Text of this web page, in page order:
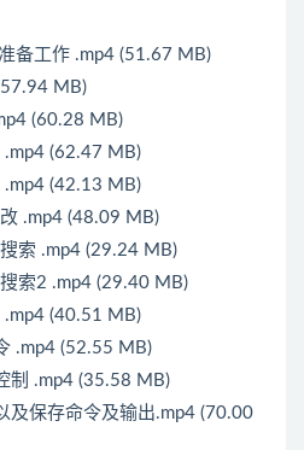
备工作 .mp4 (51.67 MB)
MB)
(60.28 MB)
(62.47 MB)
(42.13 MB)
.mp4 (48.09 MB)
索 .mp4 (29.24 MB)
索2 .mp4 (29.40 MB)
(40.51 MB)
.mp4 (52.55 MB)
制 .mp4 (35.58 MB)
及保存命令及输出.mp4 (70.00